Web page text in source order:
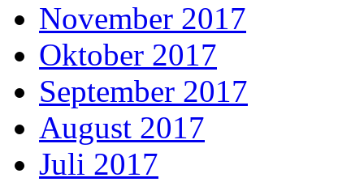
November 2017
Oktober 2017
September 2017
August 2017
Juli 2017